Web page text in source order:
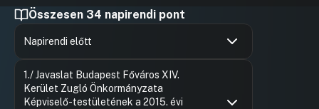
Összesen 34 napirendi pont
Napirendi előtt
1./ Javaslat Budapest Főváros XIV.
Kerület Zugló Önkormányzata
Képviselő-testületének a 2015. évi